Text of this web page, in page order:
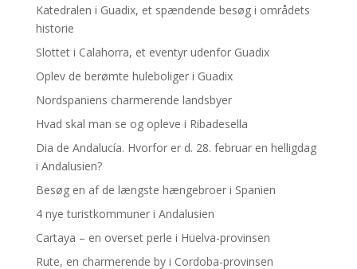
Katedralen i Guadix, et spændende besøg i områdets
historie
Slottet i Calahorra, et eventyr udenfor Guadix
Oplev de berømte huleboliger i Guadix
Nordspaniens charmerende landsbyer
Hvad skal man se og opleve i Ribadesella
Dia de Andalucía. Hvorfor er d. 28. februar en helligdag
i Andalusien?
Besøg en af de længste hængebroer i Spanien
4 nye turistkommuner i Andalusien
Cartaya – en overset perle i Huelva-provinsen
Rute, en charmerende by i Cordoba-provinsen